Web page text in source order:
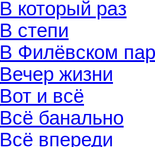
В который раз
В степи
В Филёвском
Вечер жизни
Вот и всё
Всё банально
Всё впереди